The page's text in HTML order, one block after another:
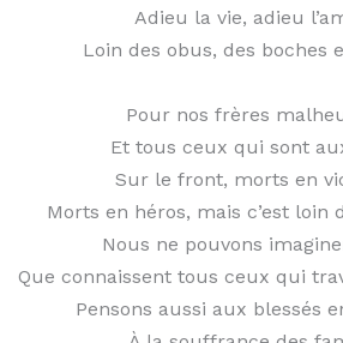
Adieu la vie, adieu
Loin des obus, des boches
Pour nos frères
Et tous ceux qui sont
Sur le front, morts en
Morts en héros, mais c’est loin
Nous ne pouvons
Que connaissent tous ceux qui
Pensons aussi aux blessés